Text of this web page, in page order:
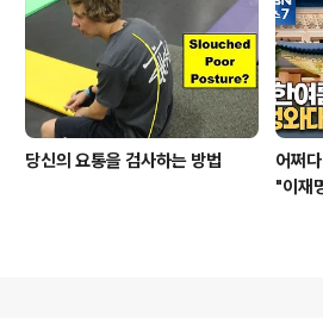
당신의 요통을 검사하는 방법
어쩌
"이재